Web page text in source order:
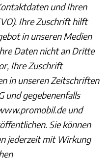
und Ihren
Ihre Zuschrift hilft
in unseren Medien
Daten nicht an Dritte
Ihre Zuschrift
in unseren Zeitschriften
und gegebenenfalls
und
Sie können
jederzeit mit Wirkung